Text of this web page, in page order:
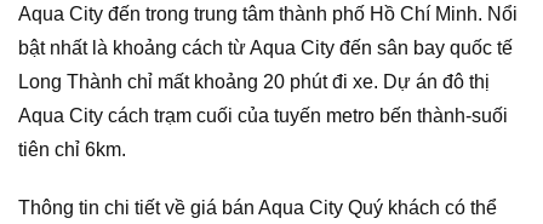
Aqua City đến trong trung tâm thành phố Hồ Chí Minh. Nổi
bật nhất là khoảng cách từ Aqua City đến sân bay quốc tế
Long Thành chỉ mất khoảng 20 phút đi xe. Dự án đô thị
Aqua City cách trạm cuối của tuyến metro bến thành-suối
tiên chỉ 6km.
Thông tin chi tiết về giá bán Aqua City Quý khách có thể